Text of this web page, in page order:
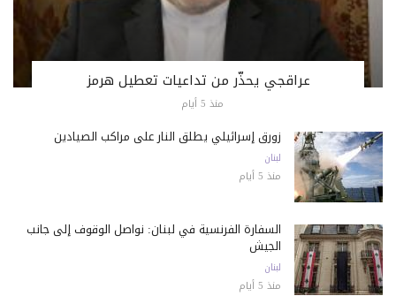
عراقجي يحذّر من تداعيات تعطيل هرمز
منذ 5 أيام
زورق إسرائيلي يطلق النار على مراكب الصيادين
لبنان
منذ 5 أيام
السفارة الفرنسية في لبنان: نواصل الوقوف إلى جانب
الجيش
لبنان
منذ 5 أيام